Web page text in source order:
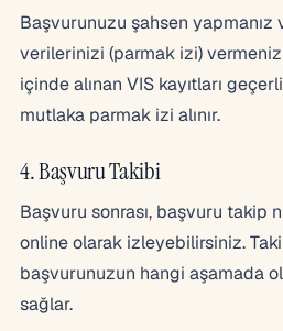
Başvurunuzu şahsen
verilerinizi (parmak izi)
içinde alınan VIS kayıtları
mutlaka parmak izi alınır.
4. Başvuru Takibi
Başvuru sonrası, başvuru takip
online olarak izleyebilirsiniz.
başvurunuzun hangi aşamada
sağlar.